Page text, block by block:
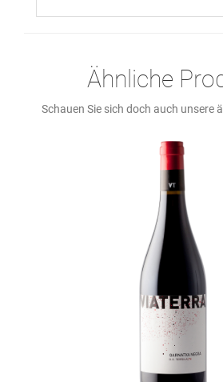
Ähnliche
Schauen Sie sich doch auch unsere